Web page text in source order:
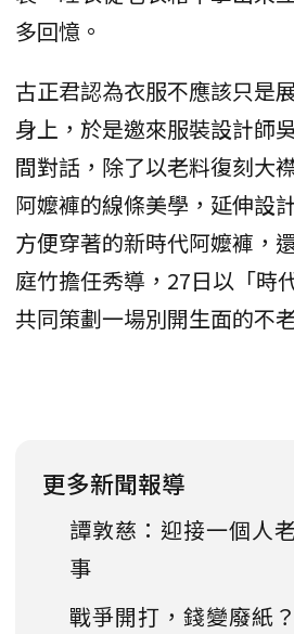
多回憶。
古正君認為衣服不應該只是
身上，於是邀來服裝設計師
間對話，除了以老料復刻大
阿嬤褲的線條美學，延伸設
方便穿著的新時代阿嬤褲，
庭竹擔任秀導，27日以「時
共同策劃一場別開生面的不
更多新聞報導
譚敦慈：迎接一個人
事
戰爭開打，錢變廢紙